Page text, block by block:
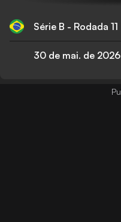
Série B - Rodada 11
30 de mai. de 2026